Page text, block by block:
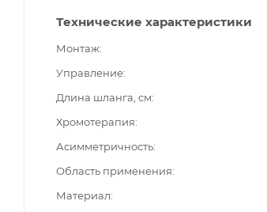
Технические характеристики
Монтаж
Управление
Длина шланга, см
Хромотерапия
Асимметричность
Область применения
Материал